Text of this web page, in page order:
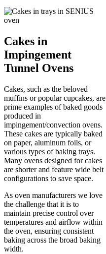
Cakes in
Impingement
Tunnel Ovens
Cakes, such as the beloved
muffins or popular cupcakes, are
prime examples of baked goods
produced in
impingement/convection ovens.
These cakes are typically baked
on paper, aluminum foils, or
various types of baking trays.
Many ovens designed for cakes
are shorter and feature wide belt
configurations to save space.
As oven manufacturers we love
the challenge that it is to
maintain precise control over
temperatures and airflow within
the oven, ensuring consistent
baking across the broad baking
width.